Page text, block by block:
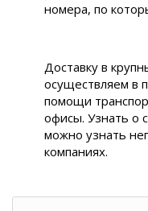
номера, по
Доставку в
осуществляем в
помощи
офисы. Узнать о
можно узнать
компаниях.